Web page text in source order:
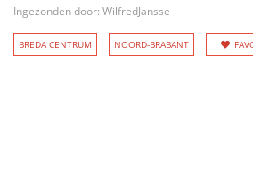
Ingezonden door: WilfredJansse
BREDA CENTRUM NOORD-BRABANT